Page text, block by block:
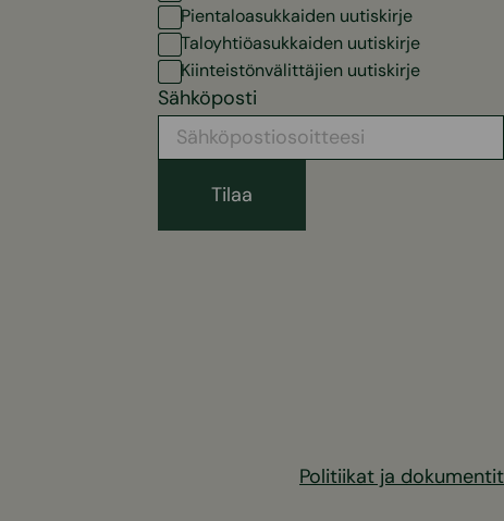
Pientaloasukkaiden uutiskirje
Taloyhtiöasukkaiden uutiskirje
Kiinteistönvälittäjien uutiskirje
Sähköposti
Politiikat ja dokumentit